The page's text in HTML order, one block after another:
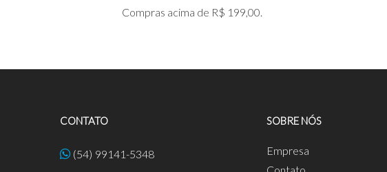
Compras acima de R$ 199,00.
CONTATO
(54) 99141-5348
SOBRE NÓS
Empresa